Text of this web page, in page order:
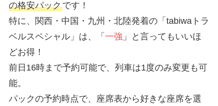
の格安パックです！
特に、関西・中国・九州・北陸発着の「tabiwaトラ
ベルスペシャル」は、「 一強 」と言ってもいいほ
どお得！
前日16時まで予約可能で、列車は1度のみ変更も可
能。
パックの予約時点で、座席表から好きな座席を選